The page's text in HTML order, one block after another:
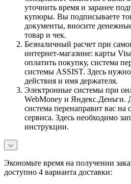
уточнить время и заранее
купюры. Вы подписываете
документы, вносите
товар и чек.
Безналичный расчет при
интернет-магазине: карты
оплатить покупку, система
системы ASSIST. Здесь
действия и имя держателя.
Электронные системы при
WebMoney и Яндекс.Деньги.
система перенаправит вас на
сервиса. Здесь необходимо
инструкции.
Экономьте время на получении
доступно 4 варианта доставки: